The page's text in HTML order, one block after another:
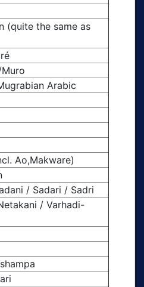
(quite the same as
Arabic
Ao,Makware)
/ Sadari / Sadri
/ Varhadi-